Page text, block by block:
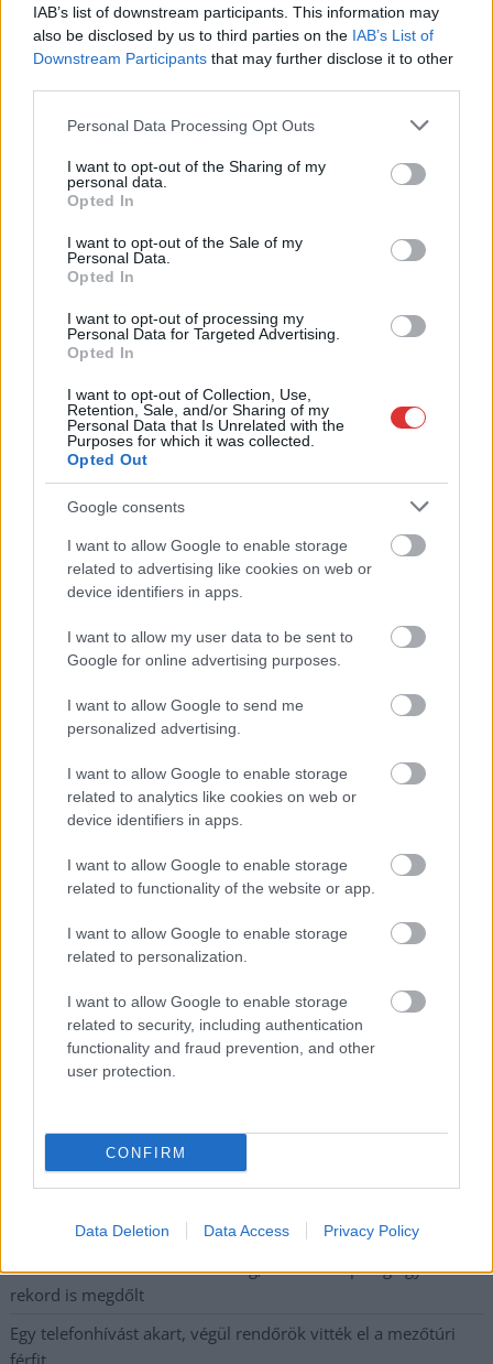
IAB’s list of downstream participants. This information may
also be disclosed by us to third parties on the IAB’s List of
Downstream Participants that may further disclose it to other
Please note that this website/app uses one or more Google
not limited to your visit or usage behaviour. You may click to
grant or deny consent to Google and its third-party tags to
use your data for below specified purposes in below Google
consent section.
Personal Data Processing Opt Outs
I want to opt-out of the Sharing of my
personal data.
Opted In
I want to opt-out of the Sale of my
Personal Data.
Opted In
I want to opt-out of processing my
Personal Data for Targeted Advertising.
Opted In
I want to opt-out of Collection, Use,
Retention, Sale, and/or Sharing of my
Personal Data that Is Unrelated with the
Purposes for which it was collected.
Opted Out
Google consents
I want to allow Google to enable storage
related to advertising like cookies on web or
device identifiers in apps.
I want to allow my user data to be sent to
Google for online advertising purposes.
I want to allow Google to send me
personalized advertising.
I want to allow Google to enable storage
related to analytics like cookies on web or
device identifiers in apps.
I want to allow Google to enable storage
related to functionality of the website or app.
I want to allow Google to enable storage
related to personalization.
I want to allow Google to enable storage
related to security, including authentication
functionality and fraud prevention, and other
user protection.
CONFIRM
Data Deletion Data Access Privacy Policy
Hírlevél feliratkozás
Adja meg keresztnevét:
Adja
meg e-mail címét:
Megismertem és elfogadom aGDPR-szabályzat
Nem szeretne lemaradni semmiről? Csak egy kattintás, és hírlevelünk a
legfrissebb információkkal és exkluzív tartalmakkal hétről hétre
postaládájába érkezik!
A SZOL24 legfrissebb 24 cikke
A Tisza Párt Dr. Baka Andrást jelöli köztársasági elnöknek
Óriási, több mint két méteres harcsát fogott a Tiszán a 13 éves
fiú (VIDEÓVAL)
Hétfőn kezdik, csütörtökön végeznek – lezárás miatt
egyik Jász-Nagykun-Szolnok megyei vasútvonalon
Visszaszámlálás indul: -1, 0, Sziget!
Magyarország jobban látszik közelről – heti médiaszemle a
független helyi sajtóból
Már magasabb szinten is nyomoznak Szijjártó
büntetőügyében, vesztegetés miatt 3 év letöltendőt kaphat és
Problémák egész Jász-Nagykun-Szolnok megyében: egyre
több otthoni kútból fogy ki a víz
Szolnokon egy kulcsfontosságú körforgalmat részlegesen
lezárnak a napokban, a közlekedés az átlagost is meghaladó
Elromlott a biztosítóberendezés a ceglédi vasútvonalon,
alapos késések alakultak ki a menetrendhez képest,
kimaradás is előfordult
Ön szerint hogy készül a hamisítatlan szolnoki habos isler?
Országos ellenőrzés indult a hazai akkumulátoripari
Az idei év leglassabb növekedését hozta a június a
kiskereskedelemben
kerékpárgyár dolgozóinak megsegítéséről
41 fok fölé forrósodott az ország, Szolnokon pedig egy másik
rekord is megdőlt
Egy telefonhívást akart, végül rendőrök vitték el a mezőtúri
férfit